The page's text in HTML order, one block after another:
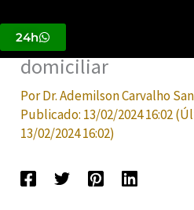
24h
sumária/
de conversão da
domiciliar
PorDr. Ademilson Carvalho
Publicado: 13/02/2024 16:02
13/02/2024 16:02)